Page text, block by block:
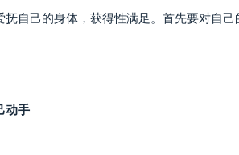
抚自己的身体，获得性满足。首先要对自
动手